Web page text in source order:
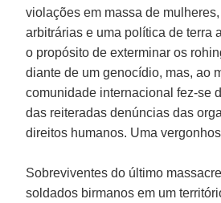
violações em massa de
arbitrárias e uma política de terra
o propósito de exterminar os
diante de um genocídio, mas, ao
comunidade internacional fez-se
das reiteradas denúncias das
direitos humanos. Uma
Sobreviventes do último
soldados birmanos em um